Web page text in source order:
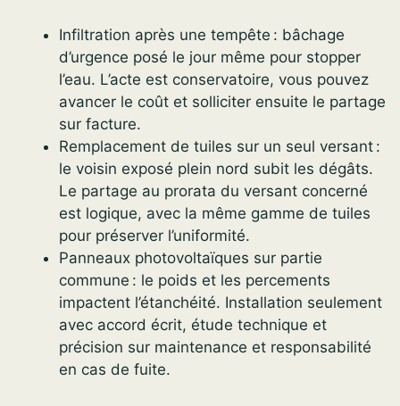
Infiltration après une tempête : bâchage
d’urgence posé le jour même pour stopper
l’eau. L’acte est conservatoire, vous pouvez
avancer le coût et solliciter ensuite le partage
sur facture.
Remplacement de tuiles sur un seul versant :
le voisin exposé plein nord subit les dégâts.
Le partage au prorata du versant concerné
est logique, avec la même gamme de tuiles
pour préserver l’uniformité.
Panneaux photovoltaïques sur partie
commune : le poids et les percements
impactent l’étanchéité. Installation seulement
avec accord écrit, étude technique et
précision sur maintenance et responsabilité
en cas de fuite.